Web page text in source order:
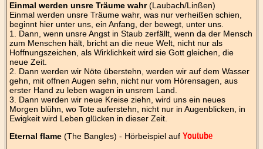
Einmal werden unsre Träume wahr(Laubach/Linßen)
Einmal werden unsre Träume wahr, was nur verheißen schien,
beginnt hier unter uns, ein Anfang, der bewegt, unter uns.
1. Dann, wenn unsre Angst in Staub zerfällt, wenn da der Mensch
zum Menschen hält, bricht an die neue Welt, nicht nur als
Hoffnungszeichen, als Wirklichkeit wird sie Gott gleichen, die
neue Zeit.
2. Dann werden wir Nöte überstehn, werden wir auf dem Wasser
gehn, mit offnen Augen sehn, nicht nur vom Hörensagen, aus
erster Hand zu leben wagen in unsrem Land.
3. Dann werden wir neue Kreise ziehn, wird uns ein neues
Morgen blühn, wo Tote auferstehn, nicht nur in Augenblicken, in
Ewigkeit wird Leben glücken in dieser Zeit.
Eternal flame(The Bangles) - Hörbeispiel auf Youtube